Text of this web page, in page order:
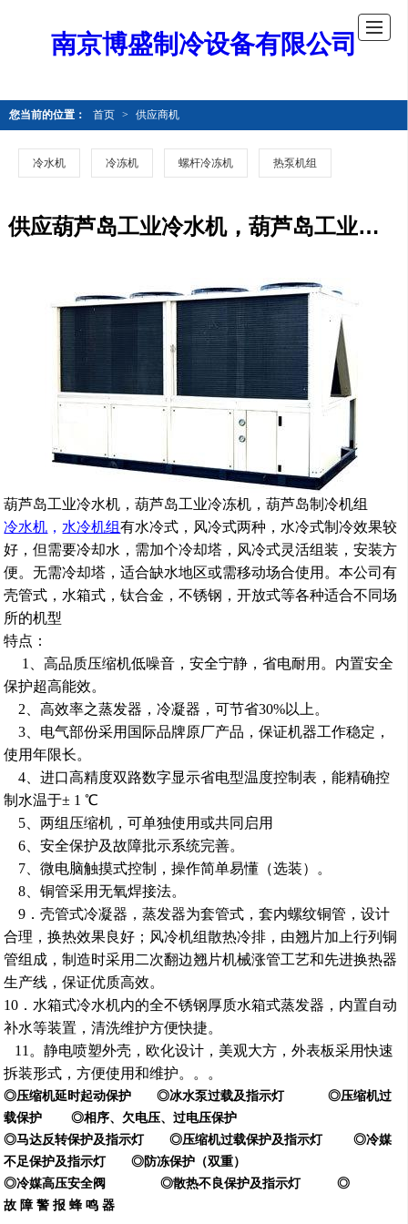
南京博盛制冷设备有限公司
您当前的位置： 首页 > 供应商机
冷水机 冷冻机 螺杆冷冻机 热泵机组
供应葫芦岛工业冷水机，葫芦岛工业冷冻机，葫芦岛制冷机组
葫芦岛工业冷水机，葫芦岛工业冷冻机，葫芦岛制冷机组
冷水机 ， 水冷机组有水冷式，风冷式两种，水冷式制冷效果较
好，但需要冷却水，需加个冷却塔，风冷式灵活组装 ，安装方
便。无需冷却塔，适合缺水地区或需移动场合使用。本公司有
壳管式，水箱式，钛合金，不锈钢，开放式等各种适合不同场
所的机型
特点：
1
、高品质压缩机低噪音，安全宁静，省电耐用。 内置安全
保护超高能效。
2 、高效率之蒸发器，冷凝器，可节省30%以上。
3
电气部份采用国际品牌原厂产品，保证机器工作稳定 ，
使用年限长。
4 、进口高精度双路数字显示省电型温度控制表 ，能精确控
制水温于± 1 ℃
5 、两组压缩机，可单独使用或共同启用
6 、安全保护及故障批示系统完善。
7 、微电脑触摸式控制，操作简单易懂（选装）。
8 、铜管采用无氧焊接法。
9 ．壳管式冷凝器 ，蒸发器为套管式，套内螺纹铜管，设计
合理，换热效果良好；风冷机组散热冷排，由翘片加上行列铜
管组成，制造时采用二次翻边翘片机械涨管工艺和先进换热器
生产线，保证优质高效。
10 ．水箱式冷水机内的全不锈钢厚质水箱式蒸发器，内置自动
补水等装置，清洗维护方便快捷。
11。静电喷塑外壳，欧化设计，美观大方，外表板采用快速
拆装形式，方便使用和维护。 。 。
◎压缩机延时起动保护 ◎冰水泵过载及指示灯 ◎压缩机过
载保护 ◎相序、欠电压、过电压保护
◎马达反转保护及指示灯 ◎压缩机过载保护及指示灯 ◎冷媒
不足保护及指示灯 ◎防冻保护（双重）
◎冷媒高压安全阀 ◎散热不良保护及指示灯 ◎
故 障 警 报 蜂 鸣 器